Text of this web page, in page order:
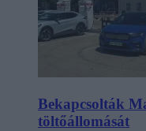
Bekapcsolták
töltőállomását